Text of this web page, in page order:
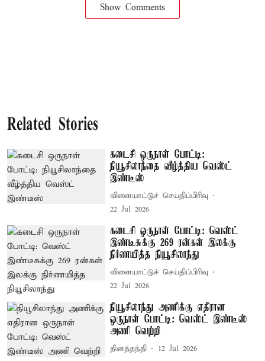
Show Comments
Related Stories
கடைசி ஒருநாள் போட்டி:
நியூசிலாந்தை வீழ்த்திய வெஸ்ட்
இண்டீஸ்
விளையாட்டுச் செய்திப்பிரிவு
22 Jul 2026
கடைசி ஒருநாள் போட்டி: வெஸ்ட்
இண்டீசுக்கு 269 ரன்கள் இலக்கு
நிர்ணயித்த நியூசிலாந்து
விளையாட்டுச் செய்திப்பிரிவு
22 Jul 2026
நியூசிலாந்து அணிக்கு எதிரான
ஒருநாள் போட்டி: வெஸ்ட் இண்டீஸ்
அணி வெற்றி
தினத்தந்தி 12 Jul 2026